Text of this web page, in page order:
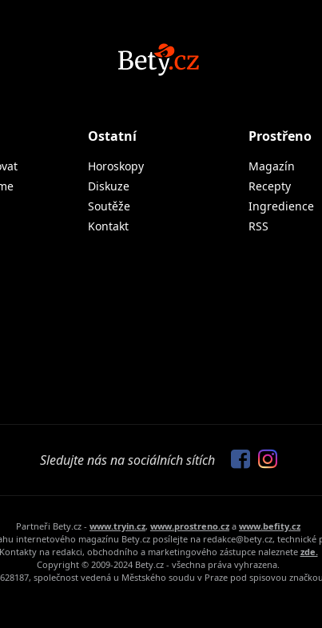
Ostatní
Horoskopy
Diskuze
Soutěže
Kontakt
Prostřeno
Magazín
Recepty
Ingredience
RSS
Sledujte nás na sociálních sítích
Partneři Bety.cz - www.tryin.cz, www.prostreno.cz a www.befity.cz
internetového magazínu Bety.cz posílejte na redakce@bety.cz,
Kontakty na redakci, obchodního a marketingového zástupce naleznete zde.
Copyright © 2009-2024 Bety.cz - všechna práva vyhrazena.
společnost vedená u Městského soudu v Praze pod spisovou